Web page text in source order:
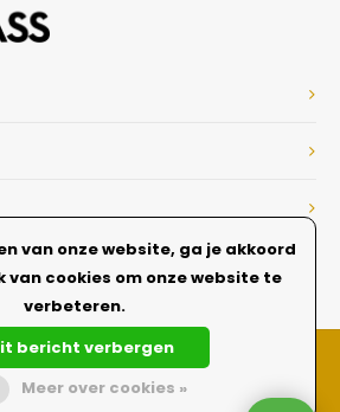
specialist
van onze website, ga je akkoord
van cookies om onze website te
verbeteren.
bericht verbergen
Meer over cookies »